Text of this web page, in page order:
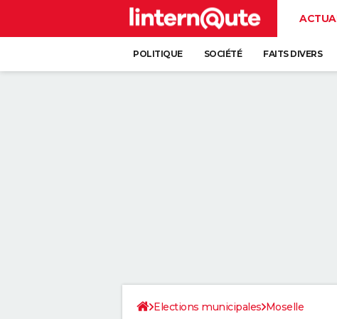
POLITIQUE SOCIÉTÉ FAITS DIVERS
Elections municipales Moselle